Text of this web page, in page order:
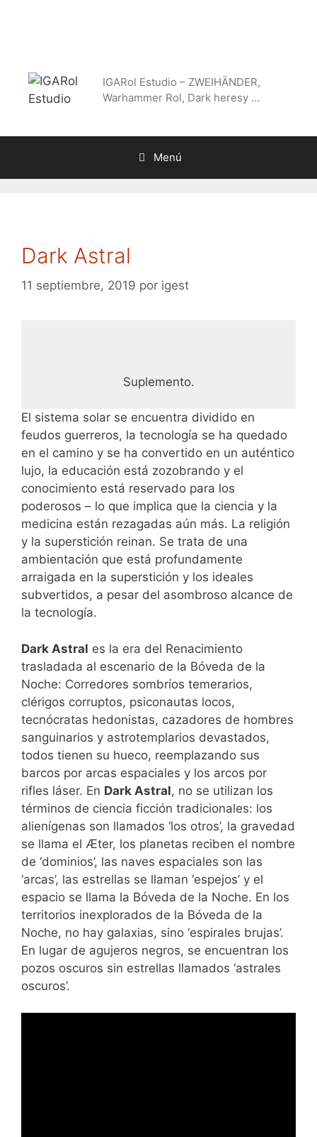
IGARol Estudio – ZWEIHÄNDER,
Warhammer Rol, Dark heresy …
Menú
Dark Astral
11 septiembre, 2019 por igest
Suplemento.
El sistema solar se encuentra dividido en
feudos guerreros, la tecnología se ha quedado
en el camino y se ha convertido en un auténtico
lujo, la educación está zozobrando y el
conocimiento está reservado para los
poderosos – lo que implica que la ciencia y la
medicina están rezagadas aún más. La religión
y la superstición reinan. Se trata de una
ambientación que está profundamente
arraigada en la superstición y los ideales
subvertidos, a pesar del asombroso alcance de
la tecnología.
Dark Astral es la era del Renacimiento
trasladada al escenario de la Bóveda de la
Noche: Corredores sombríos temerarios,
clérigos corruptos, psiconautas locos,
tecnócratas hedonistas, cazadores de hombres
sanguinarios y astrotemplarios devastados,
todos tienen su hueco, reemplazando sus
barcos por arcas espaciales y los arcos por
rifles láser. En Dark Astral, no se utilizan los
términos de ciencia ficción tradicionales: los
alienígenas son llamados ‘los otros’, la gravedad
se llama el Æter, los planetas reciben el nombre
de ‘dominios’, las naves espaciales son las
‘arcas’, las estrellas se llaman ‘espejos’ y el
espacio se llama la Bóveda de la Noche. En los
territorios inexplorados de la Bóveda de la
Noche, no hay galaxias, sino ‘espirales brujas’.
En lugar de agujeros negros, se encuentran los
pozos oscuros sin estrellas llamados ‘astrales
oscuros’.